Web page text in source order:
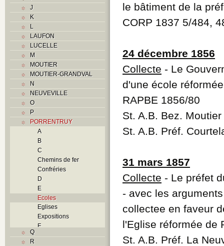
J
K
L
LAUFON
LUCELLE
M
MOUTIER
MOUTIER-GRANDVAL
N
NEUVEVILLE
O
P
PORRENTRUY
A
B
C
Chemins de fer
Confréries
D
E
Ecoles
Eglises
Expositions
F
Q
R
le bâtiment de la
CORP 1837 5/484,
24 décembre 1856
Collecte - Le
d'une école réformée
RAPBE 1856/80
St. A.B. Bez.
St. A.B. Préf.
31 mars 1857
Collecte - Le préfet
- avec les
collectee en faveur
l'Eglise réformée de
St. A.B. Préf. La